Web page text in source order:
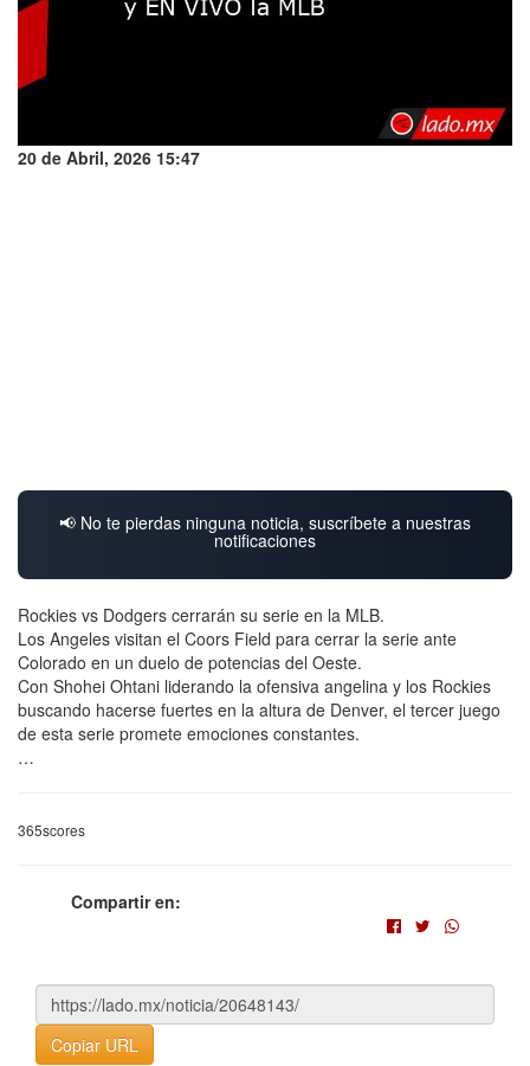
20 de Abril, 2026 15:47
📢 No te pierdas ninguna noticia, suscríbete a nuestras
notificaciones
Rockies vs Dodgers cerrarán su serie en la MLB.
Los Angeles visitan el Coors Field para cerrar la serie ante
Colorado en un duelo de potencias del Oeste.
Con Shohei Ohtani liderando la ofensiva angelina y los Rockies
buscando hacerse fuertes en la altura de Denver, el tercer juego
de esta serie promete emociones constantes.
…
365scores
Compartir en:
Copiar URL